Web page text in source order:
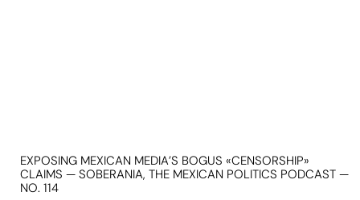
EXPOSING MEXICAN MEDIA’S BOGUS «CENSORSHIP»
CLAIMS — SOBERANIA, THE MEXICAN POLITICS PODCAST —
NO. 114